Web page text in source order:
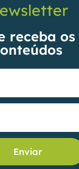
receba
Enviar